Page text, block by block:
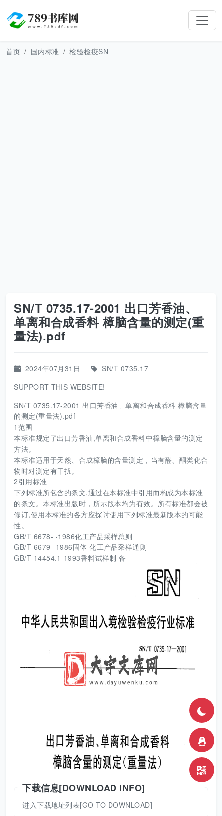
首页 国内标准 检验检疫SN
SN/T 0735.17-2001 出口芳香油、
单离和合成香料 樟脑含量的测定(重
量法).pdf
2024年07月31日
SN/T 0735.17
SUPPORT THIS WEBSITE!
SN/T 0735.17-2001 出口芳香油、单离和合成香料 樟脑含量
的测定(重量法).pdf
1范围
本标准规定了出口芳香油,单离和合成香料中樟脑含量的测定
方法。
本标准适用于天然、合成樟脑的含量测定，当有醛、酮类化合
物时对测定有干扰。
2引用标准
下列标准所包含的条文,通过在本标准中引用而构成为本标准
的条文。本标准出版时，所示版本均为有效。所有标准都会被
修订,使用本标准的各方应探讨使用下列标准最新版本的可能
性。
GB/T 6678- -1986化工产品采样总则
GB/T 6679--1986固体 化工产品采样通则
GB/T 14454.1-1993香料试样制 备
下载信息[DOWNLOAD INFO]
进入下载地址列表[GO TO DOWNLOAD]